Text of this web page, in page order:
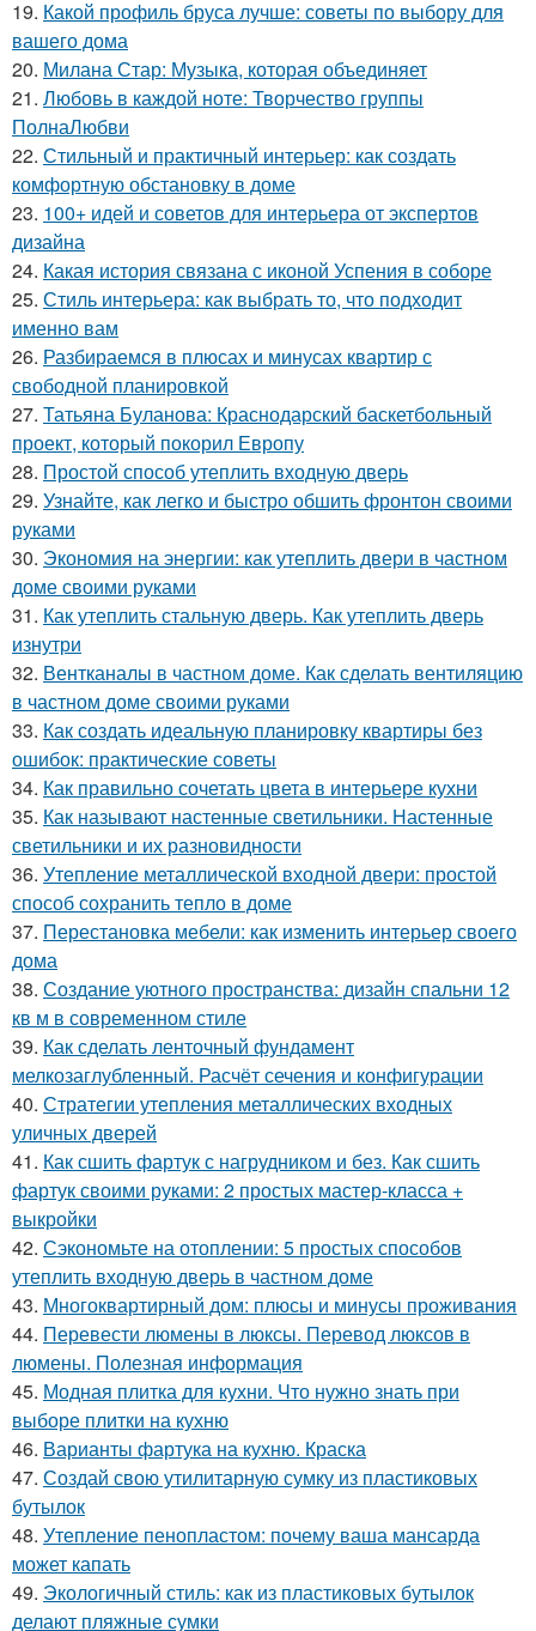
19. Какой профиль бруса лучше: советы по выбору для
вашего дома
20. Милана Стар: Музыка, которая объединяет
21. Любовь в каждой ноте: Творчество группы
ПолнаЛюбви
22. Стильный и практичный интерьер: как создать
комфортную обстановку в доме
23. 100+ идей и советов для интерьера от экспертов
дизайна
24. Какая история связана с иконой Успения в соборе
25. Стиль интерьера: как выбрать то, что подходит
именно вам
26. Разбираемся в плюсах и минусах квартир с
свободной планировкой
27. Татьяна Буланова: Краснодарский баскетбольный
проект, который покорил Европу
28. Простой способ утеплить входную дверь
29. Узнайте, как легко и быстро обшить фронтон своими
руками
30. Экономия на энергии: как утеплить двери в частном
доме своими руками
31. Как утеплить стальную дверь. Как утеплить дверь
изнутри
32. Вентканалы в частном доме. Как сделать вентиляцию
в частном доме своими руками
33. Как создать идеальную планировку квартиры без
ошибок: практические советы
34. Как правильно сочетать цвета в интерьере кухни
35. Как называют настенные светильники. Настенные
светильники и их разновидности
36. Утепление металлической входной двери: простой
способ сохранить тепло в доме
37. Перестановка мебели: как изменить интерьер своего
дома
38. Создание уютного пространства: дизайн спальни 12
кв м в современном стиле
39. Как сделать ленточный фундамент
мелкозаглубленный. Расчёт сечения и конфигурации
40. Стратегии утепления металлических входных
уличных дверей
41. Как сшить фартук с нагрудником и без. Как сшить
фартук своими руками: 2 простых мастер-класса +
выкройки
42. Сэкономьте на отоплении: 5 простых способов
утеплить входную дверь в частном доме
43. Многоквартирный дом: плюсы и минусы проживания
44. Перевести люмены в люксы. Перевод люксов в
люмены. Полезная информация
45. Модная плитка для кухни. Что нужно знать при
выборе плитки на кухню
46. Варианты фартука на кухню. Краска
47. Создай свою утилитарную сумку из пластиковых
бутылок
48. Утепление пенопластом: почему ваша мансарда
может капать
49. Экологичный стиль: как из пластиковых бутылок
делают пляжные сумки